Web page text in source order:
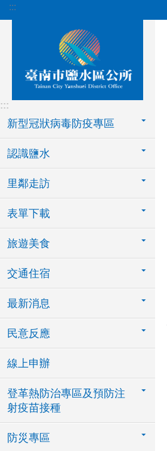
跳到主要內容區塊
:::
:::
新型冠狀病毒防疫專區
認識鹽水
里鄰走訪
表單下載
旅遊美食
交通住宿
最新消息
民意反應
線上申辦
登革熱防治專區及預防注
射疫苗接種
防災專區